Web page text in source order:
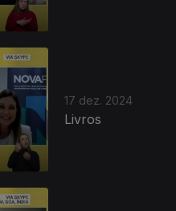
17 dez. 2024
Livros